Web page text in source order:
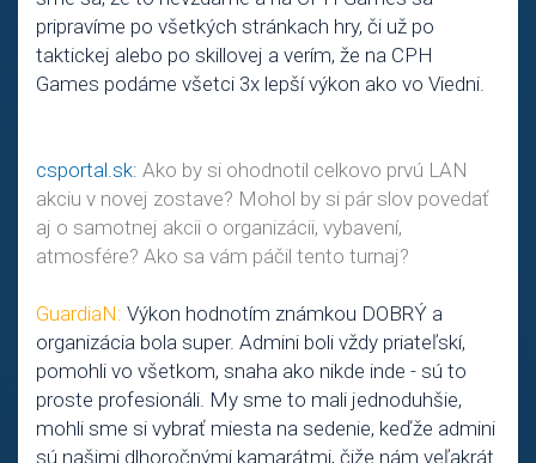
pripravíme po všetkých stránkach hry, či už po
taktickej alebo po skillovej a verím, že na CPH
Games podáme všetci 3x lepší výkon ako vo Viedni.
csportal.sk: Ako by si ohodnotil celkovo prvú LAN
akciu v novej zostave? Mohol by si pár slov povedať
aj o samotnej akcii o organizácii, vybavení,
atmosfére? Ako sa vám páčil tento turnaj?
GuardiaN: Výkon hodnotím známkou DOBRÝ a
organizácia bola super. Admini boli vždy priateľskí,
pomohli vo všetkom, snaha ako nikde inde - sú to
proste profesionáli. My sme to mali jednoduhšie,
mohli sme si vybrať miesta na sedenie, keďže admini
sú našimi dlhoročnými kamarátmi, čiže nám veľakrát